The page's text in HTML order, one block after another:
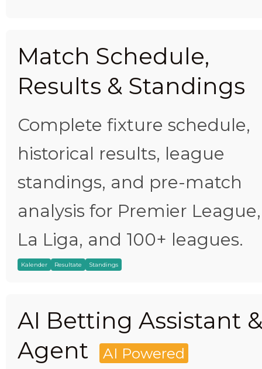
Match Schedule,
Results & Standings
Complete fixture schedule,
historical results, league
standings, and pre-match
analysis for Premier League,
La Liga, and 100+ leagues.
Kalender Resultate Standings
AI Betting Assistant
Agent
AI Powered